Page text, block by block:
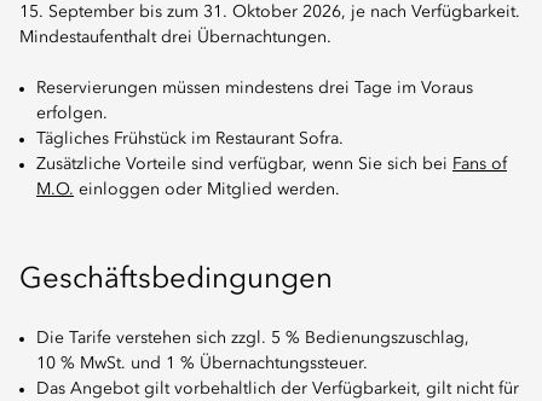
15. September bis zum 31. Oktober 2026, je nach Verfügbarkeit.
Mindestaufenthalt drei Übernachtungen.
Reservierungen müssen mindestens drei Tage im Voraus
erfolgen.
Tägliches Frühstück im Restaurant Sofra.
Zusätzliche Vorteile sind verfügbar, wenn Sie sich bei Fans of
M.O. einloggen oder Mitglied werden.
Geschäftsbedingungen
Die Tarife verstehen sich zzgl. 5 % Bedienungszuschlag,
10 % MwSt. und 1 % Übernachtungssteuer.
Das Angebot gilt vorbehaltlich der Verfügbarkeit, gilt nicht für